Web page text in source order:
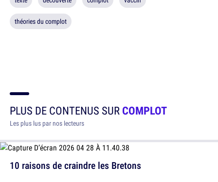
théories du complot
PLUS DE CONTENUS SURCOMPLOT
Les plus lus par nos lecteurs
10 raisons de craindre les Bretons